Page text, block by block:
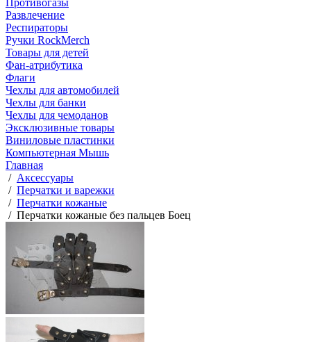
Противогазы
Развлечение
Респираторы
Ручки RockMerch
Товары для детей
Фан-атрибутика
Флаги
Чехлы для автомобилей
Чехлы для банки
Чехлы для чемоданов
Эксклюзивные товары
Виниловые пластинки
Компьютерная Мышь
Главная
/ Аксессуары
/ Перчатки и варежки
/ Перчатки кожаные
/ Перчатки кожаные без пальцев Боец